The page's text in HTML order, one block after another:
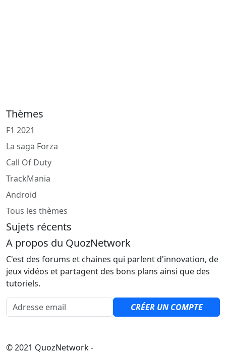
Thèmes
F1 2021
La saga Forza
Call Of Duty
TrackMania
Android
Tous les thèmes
Sujets récents
A propos du QuozNetwork
C'est des forums et chaines qui parlent d'innovation, de
jeux vidéos et partagent des bons plans ainsi que des
tutoriels.
Adresse email
CRÉER UN COMPTE
© 2021 QuozNetwork -